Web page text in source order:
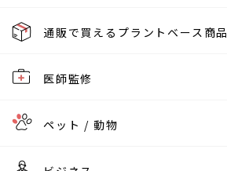
通販で買えるプラントベース商品
医師監修
ペット / 動物